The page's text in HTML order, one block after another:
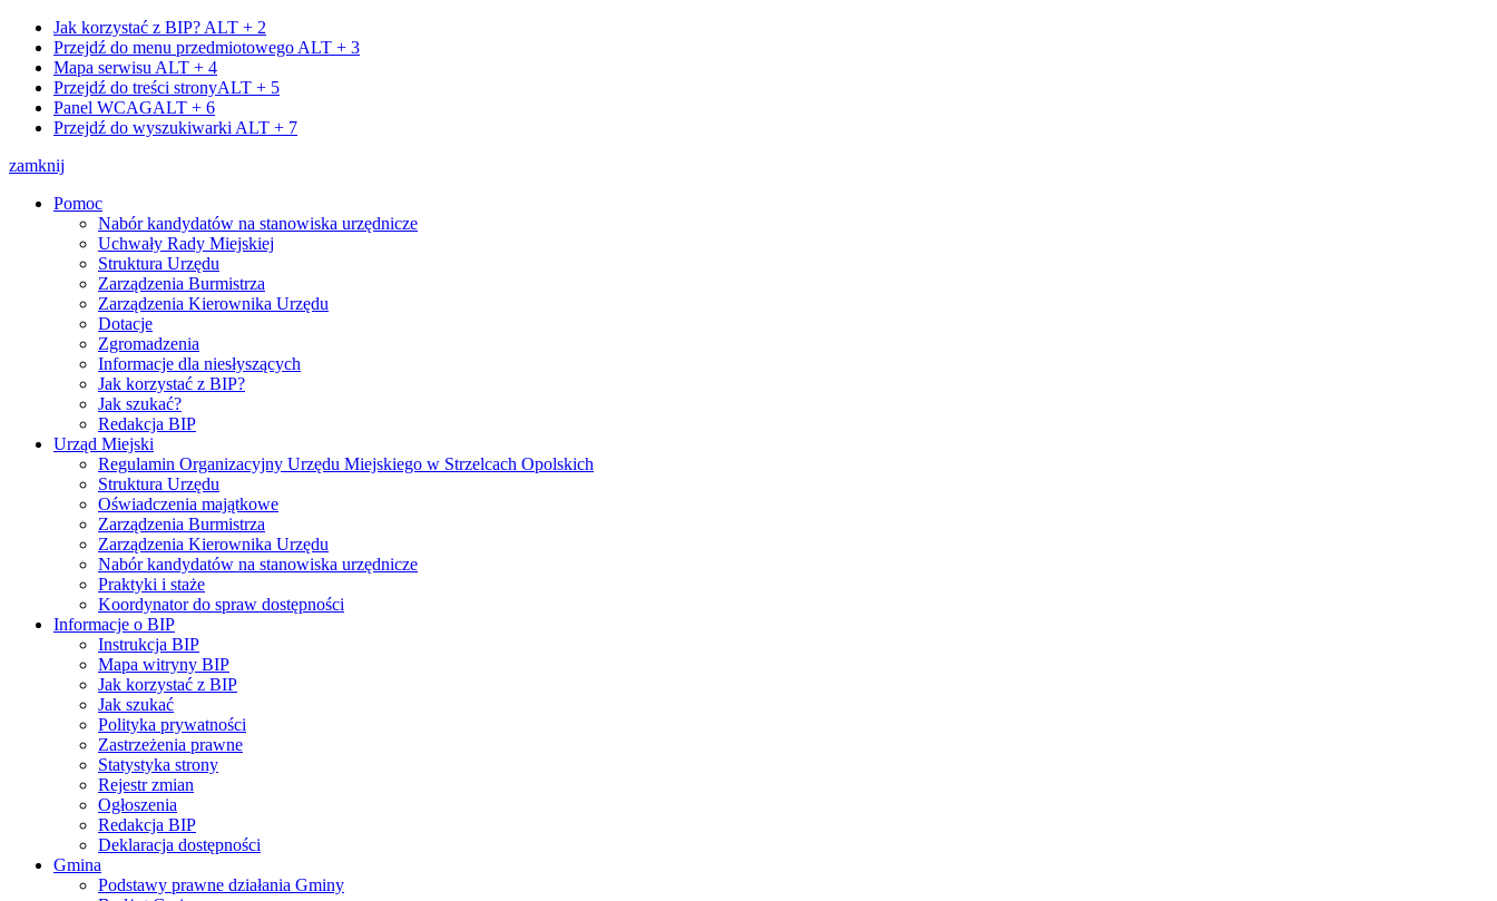
Jak korzystać z BIP? ALT + 2
Przejdź do menu przedmiotowego ALT + 3
Mapa serwisu ALT + 4
Przejdź do treści stronyALT + 5
Panel WCAGALT + 6
Przejdź do wyszukiwarki ALT + 7
zamknij
Pomoc
Nabór kandydatów na stanowiska urzędnicze
Uchwały Rady Miejskiej
Struktura Urzędu
Zarządzenia Burmistrza
Zarządzenia Kierownika Urzędu
Dotacje
Zgromadzenia
Informacje dla niesłyszących
Jak korzystać z BIP?
Jak szukać?
Redakcja BIP
Urząd Miejski
Regulamin Organizacyjny Urzędu Miejskiego w Strzelcach Opolskich
Struktura Urzędu
Oświadczenia majątkowe
Zarządzenia Burmistrza
Zarządzenia Kierownika Urzędu
Nabór kandydatów na stanowiska urzędnicze
Praktyki i staże
Koordynator do spraw dostępności
Informacje o BIP
Instrukcja BIP
Mapa witryny BIP
Jak korzystać z BIP
Jak szukać
Polityka prywatności
Zastrzeżenia prawne
Statystyka strony
Rejestr zmian
Ogłoszenia
Redakcja BIP
Deklaracja dostępności
Gmina
Podstawy prawne działania Gminy